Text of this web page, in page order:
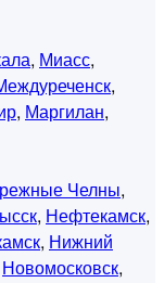
, Миасс,
,
, Маргилан,
Челны,
, Нефтекамск,
, Нижний
Новомосковск,